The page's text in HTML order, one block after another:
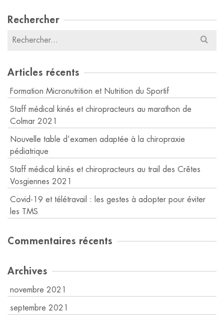
Rechercher
Résultats
Articles récents
Formation Micronutrition et Nutrition du Sportif
Staff médical kinés et chiropracteurs au marathon de
Colmar 2021
Nouvelle table d’examen adaptée à la chiropraxie
pédiatrique
Staff médical kinés et chiropracteurs au trail des Crêtes
Vosgiennes 2021
Covid-19 et télétravail : les gestes à adopter pour éviter
les TMS
Commentaires récents
Archives
novembre 2021
septembre 2021